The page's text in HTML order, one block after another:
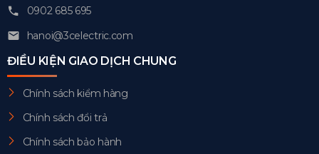
0902 685 695
hanoi@3celectric.com
ĐIỀU KIỆN GIAO DỊCH CHUNG
Chính sách kiểm hàng
Chính sách đổi trả
Chính sách bảo hành